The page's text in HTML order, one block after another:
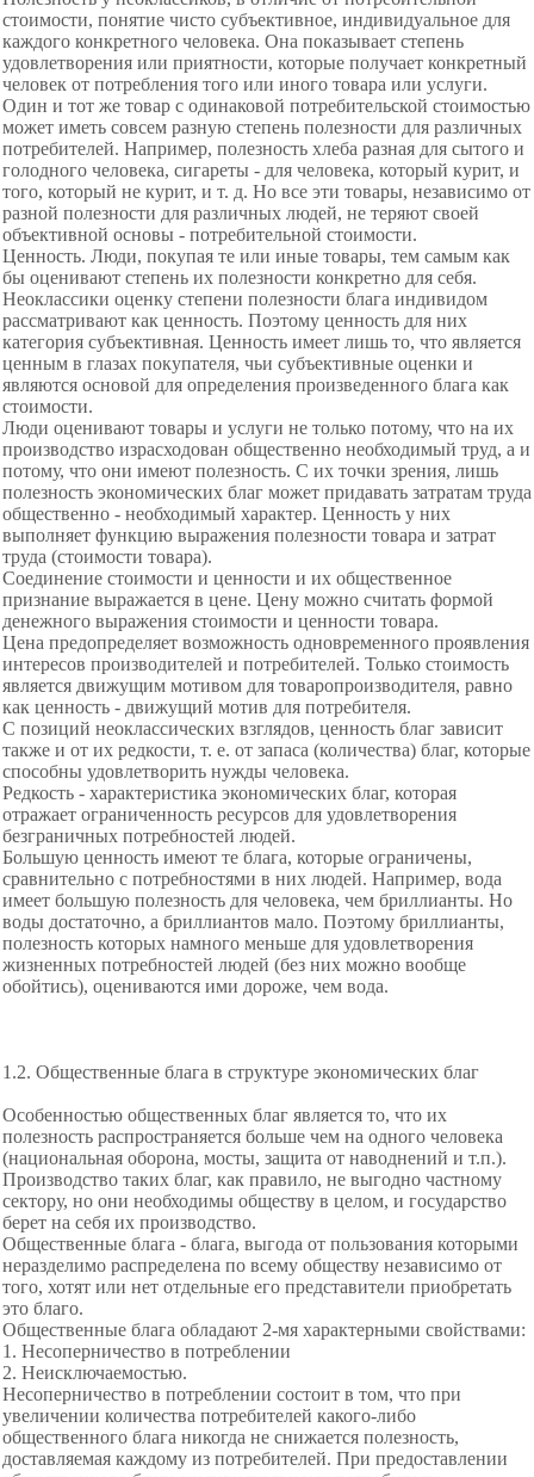
стоимости, понятие чисто субъективное, индивидуальное для
каждого конкретного человека. Она показывает степень
удовлетворения или приятности, которые получает конкретный
человек от потребления того или иного товара или услуги.
Один и тот же товар с одинаковой потребительской стоимостью
может иметь совсем разную степень полезности для различных
потребителей. Например, полезность хлеба разная для сытого и
голодного человека, сигареты - для человека, который курит, и
того, который не курит, и т. д. Но все эти товары, независимо от
разной полезности для различных людей, не теряют своей
объективной основы - потребительной стоимости.
Ценность. Люди, покупая те или иные товары, тем самым как
бы оценивают степень их полезности конкретно для себя.
Неоклассики оценку степени полезности блага индивидом
рассматривают как ценность. Поэтому ценность для них
категория субъективная. Ценность имеет лишь то, что является
ценным в глазах покупателя, чьи субъективные оценки и
являются основой для определения произведенного блага как
стоимости.
Люди оценивают товары и услуги не только потому, что на их
производство израсходован общественно необходимый труд, а и
потому, что они имеют полезность. С их точки зрения, лишь
полезность экономических благ может придавать затратам труда
общественно - необходимый характер. Ценность у них
выполняет функцию выражения полезности товара и затрат
труда (стоимости товара).
Соединение стоимости и ценности и их общественное
признание выражается в цене. Цену можно считать формой
денежного выражения стоимости и ценности товара.
Цена предопределяет возможность одновременного проявления
интересов производителей и потребителей. Только стоимость
является движущим мотивом для товаропроизводителя, равно
как ценность - движущий мотив для потребителя.
С позиций неоклассических взглядов, ценность благ зависит
также и от их редкости, т. е. от запаса (количества) благ, которые
способны удовлетворить нужды человека.
Редкость - характеристика экономических благ, которая
отражает ограниченность ресурсов для удовлетворения
безграничных потребностей людей.
Большую ценность имеют те блага, которые ограничены,
сравнительно с потребностями в них людей. Например, вода
имеет большую полезность для человека, чем бриллианты. Но
воды достаточно, а бриллиантов мало. Поэтому бриллианты,
полезность которых намного меньше для удовлетворения
жизненных потребностей людей (без них можно вообще
обойтись), оцениваются ими дороже, чем вода.
1.2. Общественные блага в структуре экономических благ
Особенностью общественных благ является то, что их
полезность распространяется больше чем на одного человека
(национальная оборона, мосты, защита от наводнений и т.п.).
Производство таких благ, как правило, не выгодно частному
сектору, но они необходимы обществу в целом, и государство
берет на себя их производство.
Общественные блага - блага, выгода от пользования которыми
неразделимо распределена по всему обществу независимо от
того, хотят или нет отдельные его представители приобретать
это благо.
Общественные блага обладают 2-мя характерными свойствами:
1. Несоперничество в потреблении
2. Неисключаемостью.
Несоперничество в потреблении состоит в том, что при
увеличении количества потребителей какого-либо
общественного блага никогда не снижается полезность,
доставляемая каждому из потребителей. При предоставлении